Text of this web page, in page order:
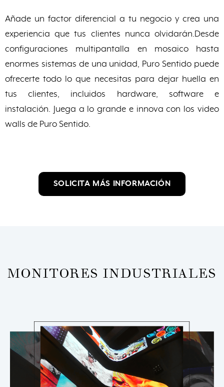
Añade un factor diferencial a tu negocio y crea una
experiencia que tus clientes nunca olvidarán.Desde
configuraciones multipantalla en mosaico hasta
enormes sistemas de una unidad, Puro Sentido puede
ofrecerte todo lo que necesitas para dejar huella en
tus clientes, incluidos hardware, software e
instalación. Juega a lo grande e innova con los video
walls de Puro Sentido.
SOLICITA MÁS INFORMACIÓN
MONITORES INDUSTRIALES